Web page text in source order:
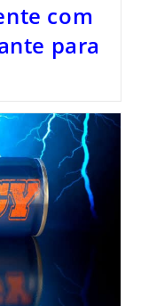
com
para